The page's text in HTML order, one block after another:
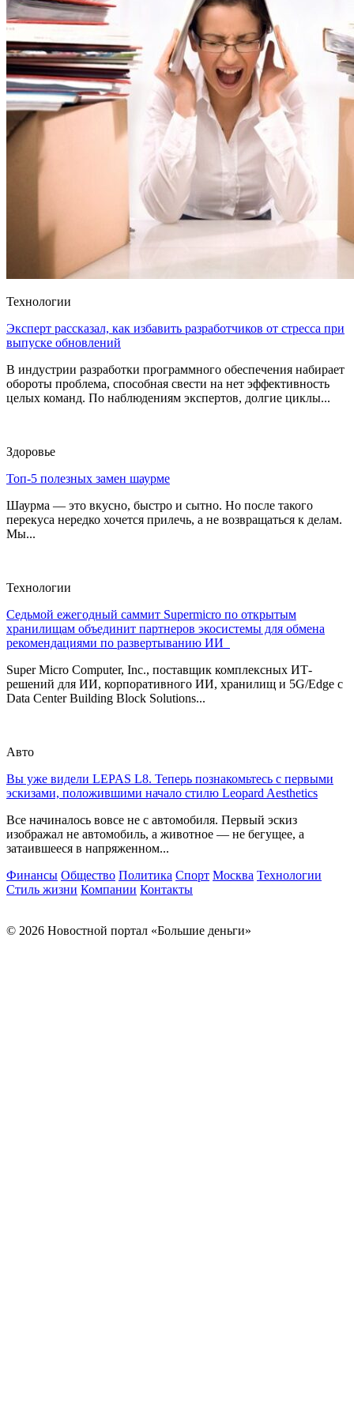
Технологии
Эксперт рассказал, как избавить разработчиков от стресса при
выпуске обновлений
В индустрии разработки программного обеспечения набирает
обороты проблема, способная свести на нет эффективность
целых команд. По наблюдениям экспертов, долгие циклы...
Здоровье
Топ-5 полезных замен шаурме
Шаурма — это вкусно, быстро и сытно. Но после такого
перекуса нередко хочется прилечь, а не возвращаться к делам.
Мы...
Технологии
Седьмой ежегодный саммит Supermicro по открытым
хранилищам объединит партнеров экосистемы для обмена
рекомендациями по развертыванию ИИ
Super Micro Computer, Inc., поставщик комплексных ИТ-
решений для ИИ, корпоративного ИИ, хранилищ и 5G/Edge с
Data Center Building Block Solutions...
Авто
Вы уже видели LEPAS L8. Теперь познакомьтесь с первыми
эскизами, положившими начало стилю Leopard Aesthetics
Все начиналось вовсе не с автомобиля. Первый эскиз
изображал не автомобиль, а животное — не бегущее, а
затаившееся в напряженном...
Финансы Общество Политика Спорт Москва Технологии
Стиль жизни Компании Контакты
© 2026 Новостной портал «Большие деньги»